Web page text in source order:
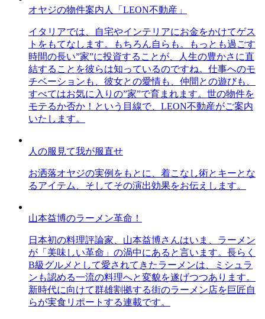
オヤジの物件案内人「LEON不動産」
イタリアでは、自宅やインテリアにお金をかけてゲス
トをもてなします。もちろん自らも。もっとも過ごす
時間の長い”家”に投資することが、人生の豊かさに直
結することを彼らは知っているのですね。仕事へのモ
チベーションも、彼女との愛情も、仲間との遊びも、
すべてはお気に入りの”家”で育まれます。世の物件を
モテるか否か！という目線で、LEON不動産がご案内
いたします。
人の服見て我が服直せ
お洒落オヤジの実例をもとに、着こなし術とキーとな
るアイテム、そしてその演出効果をお伝えします。
山本益博のラーメン革命！
日本初の料理評論家、山本益博さんはいま、ラーメン
が「美味しい革命」の渦中にあると言います。長らく
B級グルメとして愛されてきたラーメンは、ミシュラ
ンも認める一流の料理へと変貌を遂げつつあります。
新時代に向けて群雄割拠する街のラーメン店を巨匠自
らが実食リポートする連載です。